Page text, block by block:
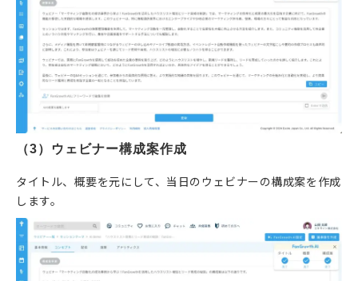
（3）ウェビナー構成案作成
タイトル、概要を元にして、当日のウェビナーの構成案を作成
します。